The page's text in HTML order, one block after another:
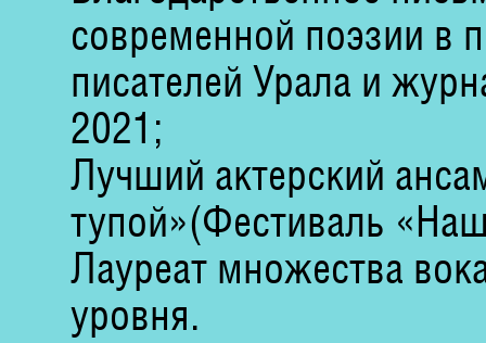
современной поэзии в
писателей Урала и
2021;
Лучший актерский
тупой»(Фестиваль
Лауреат множества
уровня.